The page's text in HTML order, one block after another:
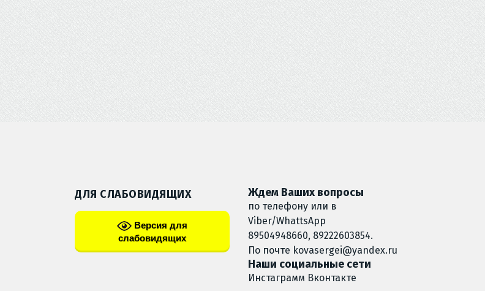
ДЛЯ СЛАБОВИДЯЩИХ
Версия для
слабовидящих
Ждем Ваших вопросы
по телефону или в
Viber/WhattsApp
89504948660, 89222603854.
По почте kovasergei@yandex.ru
Наши социальные сети
Инстаграмм Вконтакте